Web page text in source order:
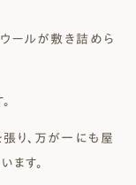
ールが敷き詰めら
り、万が一にも屋
ます。